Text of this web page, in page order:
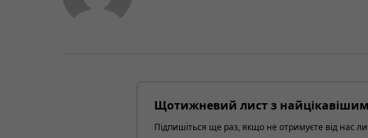
Щотижневий лист з
Підпишіться ще раз, якщо не отримуєте від нас